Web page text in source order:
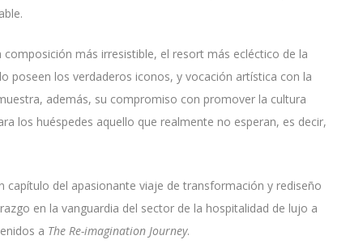
más irresistible, el resort más ecléctico de la
poseen los verdaderos iconos, y vocación artística con la
además, su compromiso con promover la cultura
los huéspedes aquello que realmente no esperan, es decir,
capítulo del apasionante viaje de transformación y rediseño
en la vanguardia del sector de la hospitalidad de lujo a
a The Re-imagination Journey.